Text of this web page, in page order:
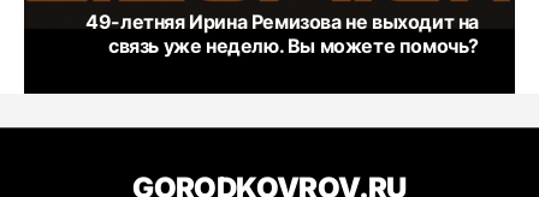
49-летняя Ирина Ремизова не выходит на
связь уже неделю. Вы можете помочь?
GORODKOVROV.RU